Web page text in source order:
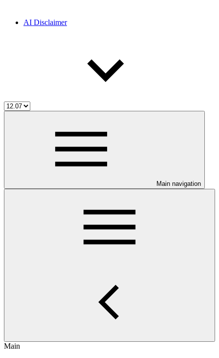
AI Disclaimer
Main navigation
Main